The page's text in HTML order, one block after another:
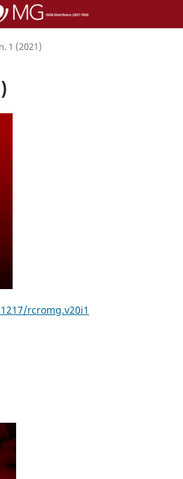
1 (2021)
rcromg.v20i1